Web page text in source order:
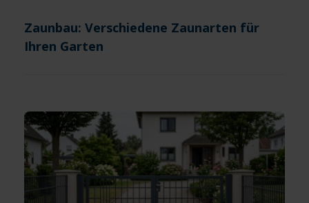
Zaunbau: Verschiedene Zaunarten für
Ihren Garten